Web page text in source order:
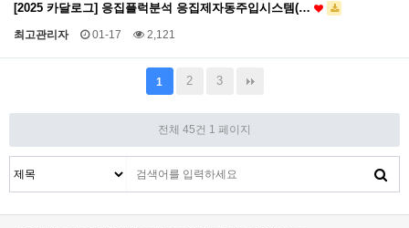
[2025 카달로그] 응집플럭분석 응집제자동주입시스템(…
최고관리자 01-17 2,121
1 2 3
전체 45건 1 페이지